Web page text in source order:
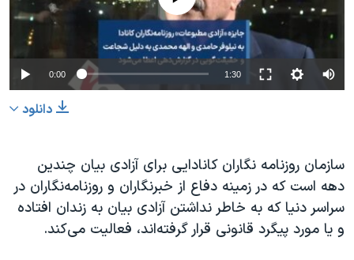
0:00 1:30
دانلود
سازمان روزنامه نگاران کانادایی برای آزادی بیان چندین
دهه است که در زمینه دفاع از خبرنگاران و روزنامه‌نگاران در
سراسر دنیا که به خاطر نداشتن آزادی بیان به زندان افتاده
و یا مورد پیگرد قانونی قرار گرفته‌اند، فعالیت می‌کند.